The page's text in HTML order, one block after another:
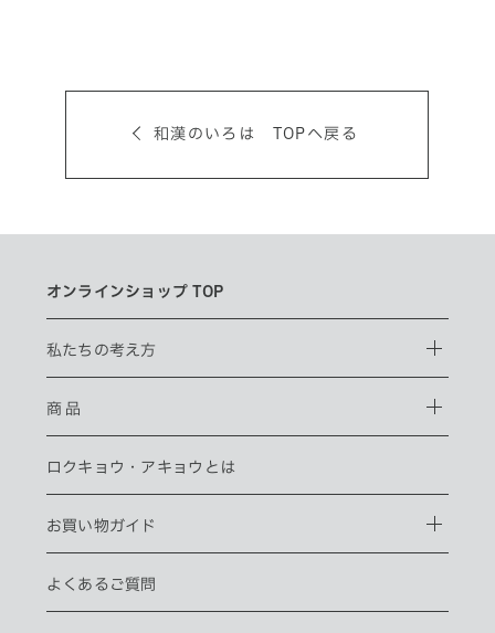
和漢のいろは TOPへ戻る
オンラインショップ TOP
私たちの考え方
商 品
ロクキョウ・ アキョウとは
お買い物ガイド
よくあるご質問